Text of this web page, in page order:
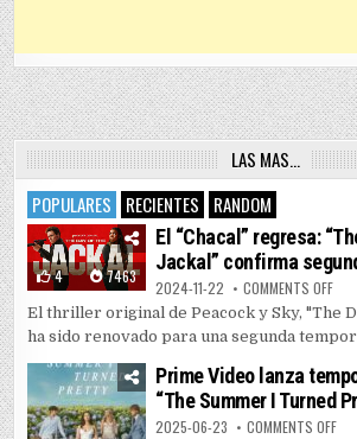
LAS MAS…
POPULARES
RECIENTES RANDOM
4 7463
El “Chacal” regresa:
Jackal” confirma
2024-11-22 COMMENTS OFFON
El thriller original de Peacock y Sky, "The
ha sido renovado para una segunda
Prime Video lanza
“The Summer I Turned
2025-06-23 COMMENTS OFFON